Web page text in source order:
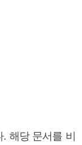
해당 문서를 비